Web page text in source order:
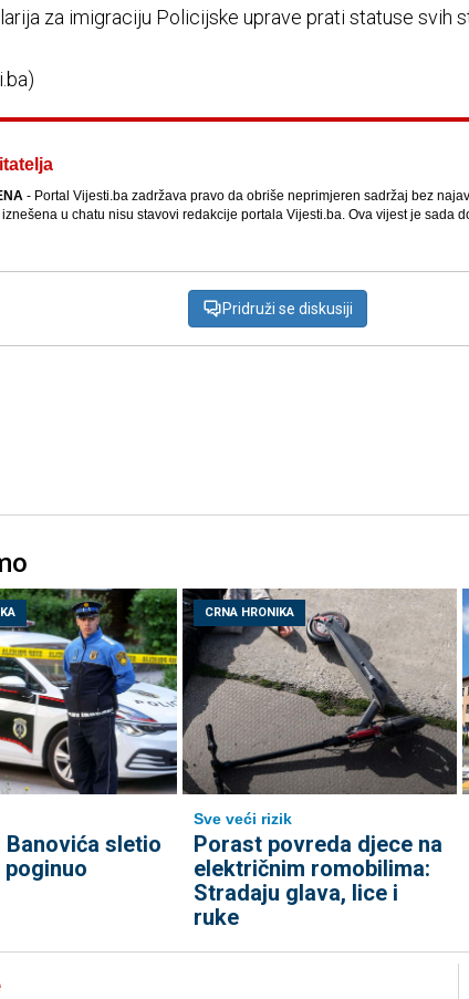
za imigraciju Policijske uprave prati statuse svih
- Portal Vijesti.ba zadržava pravo da obriše neprimjeren sadržaj bez
u chatu nisu stavovi redakcije portala Vijesti.ba. Ova vijest je sada
Pridruži se diskusiji
Banovića sletio
CRNA HRONIKA
Sve veći rizik
Porast povreda djece na
električnim romobilima:
Stradaju glava, lice i
ruke